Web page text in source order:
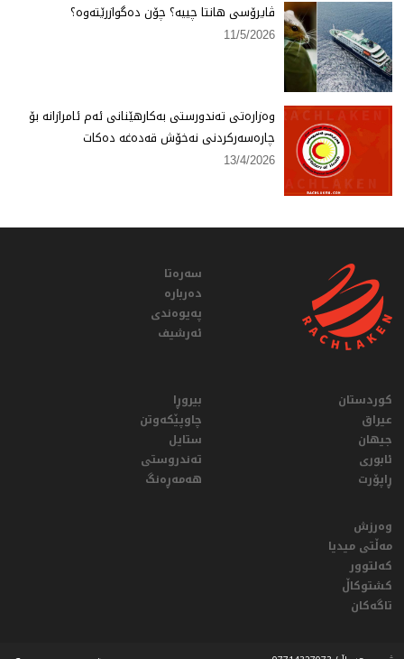
ڤایرۆسی هانتا چییە؟ چۆن دەگوازرێتەوە؟
11/5/2026
وەزارەتی تەندورستی بەكارهێنانی ئەم ئامرازانە بۆ
چارەسەركردنی نەخۆش قەدەغە دەكات
13/4/2026
سەرەتا
دەربارە
پەیوەندی
ئەرشیف
کوردستان
عيراق
جیهان
ئابوری
ڕاپۆرت
بیروڕا
چاوپێکەوتن
ستایل
تەندروستی
هەمەڕەنگ
وەرزش
مەڵتی میدیا
کەلتوور
کشتوکاڵ
تاگەکان